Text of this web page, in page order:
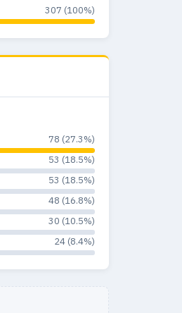
307 (100%)
78 (27.3%)
53 (18.5%)
53 (18.5%)
48 (16.8%)
30 (10.5%)
24 (8.4%)